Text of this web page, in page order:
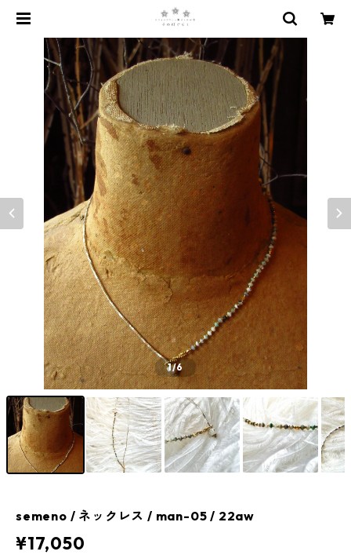
1/6
semeno / ネックレス / man-05 / 22aw
¥17,050